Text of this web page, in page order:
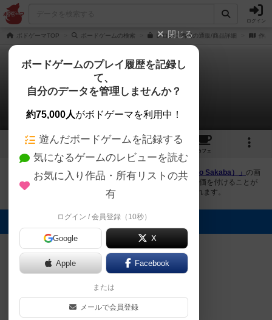
ログイン
ボドゲーマTOP ボードゲームの検索 レロレロ酒場の通販/商品詳細 作品
レロレロ酒場
2件の画像
2 4
カフェ
ボドゲーマにログインすると、 「レロレロ酒場（Relo Relo Sakaba）」 の画
像をアップロード出来たり、他のユーザーの投稿画像に評価を付けることが
できます。また、トップ6の画像は様々なページで表示されます。
トップに表示される画像
[退会者:3009]
プロギャンブラ
ーのぶき
閉じる
ボードゲームのプレイ履歴を記録し
て、
自分のデータを管理しませんか？
約75,000人がボドゲーマを利用中！
遊んだボードゲームを記録する
気になるゲームのレビューを読む
お気に入り作品・所有リストの共
有
ログイン / 会員登録（10秒）
Google X
Apple Facebook
または
メールで会員登録